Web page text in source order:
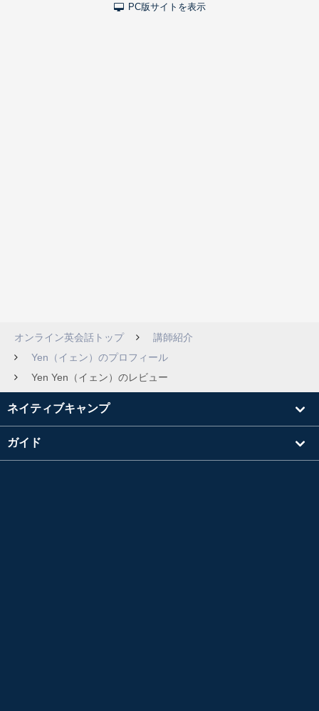
PC版サイトを表示
オンライン英会話トップ
講師紹介
Yen（イェン）のプロフィール
Yen Yen（イェン）のレビュー
ネイティブキャンプ
ガイド